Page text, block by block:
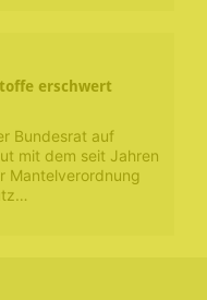
erschwert
Bundesrat auf
mit dem seit Jahren
Mantelverordnung